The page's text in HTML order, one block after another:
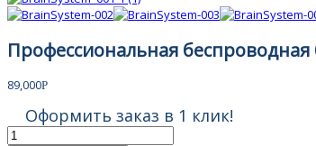
Профессиональная
89,000Р
Оформить заказ в 1 клик!